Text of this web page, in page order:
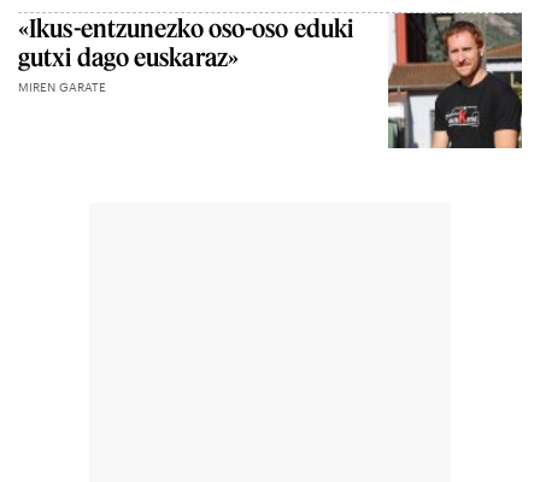
«Ikus-entzunezko oso-oso eduki
gutxi dago euskaraz»
MIREN GARATE